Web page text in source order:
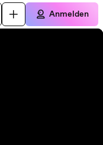
Anmelden